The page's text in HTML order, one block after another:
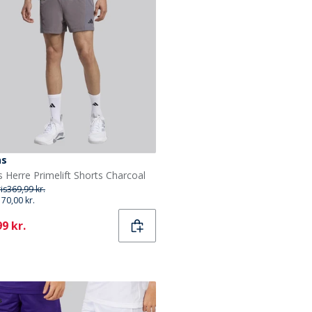
Herre Primelift Shorts Charcoal
369,99 kr.
kr.
kr.